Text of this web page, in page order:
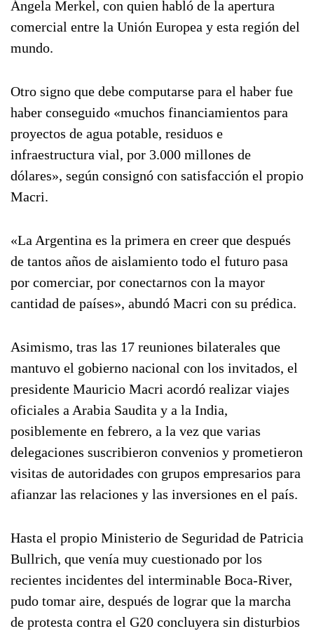
Ángela Merkel, con quien habló de la apertura
comercial entre la Unión Europea y esta región del
mundo.
Otro signo que debe computarse para el haber fue
haber conseguido «muchos financiamientos para
proyectos de agua potable, residuos e
infraestructura vial, por 3.000 millones de
dólares», según consignó con satisfacción el propio
Macri.
«La Argentina es la primera en creer que después
de tantos años de aislamiento todo el futuro pasa
por comerciar, por conectarnos con la mayor
cantidad de países», abundó Macri con su prédica.
Asimismo, tras las 17 reuniones bilaterales que
mantuvo el gobierno nacional con los invitados, el
presidente Mauricio Macri acordó realizar viajes
oficiales a Arabia Saudita y a la India,
posiblemente en febrero, a la vez que varias
delegaciones suscribieron convenios y prometieron
visitas de autoridades con grupos empresarios para
afianzar las relaciones y las inversiones en el país.
Hasta el propio Ministerio de Seguridad de Patricia
Bullrich, que venía muy cuestionado por los
recientes incidentes del interminable Boca-River,
pudo tomar aire, después de lograr que la marcha
de protesta contra el G20 concluyera sin disturbios